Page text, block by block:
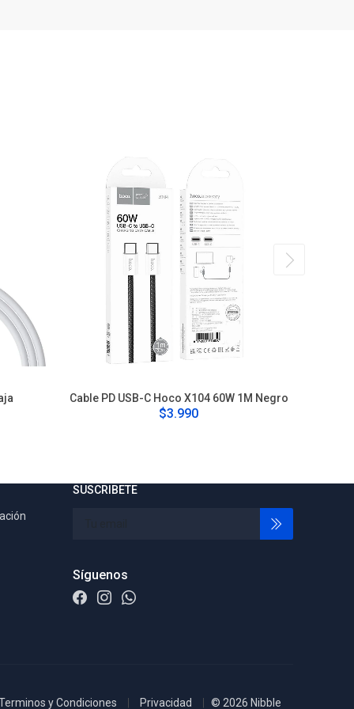
Cable PD USB-C Hoco X104 60W 1M Negro
$3.990
SUSCRIBETE
Síguenos
y Condiciones Privacidad © 2026 Nibble